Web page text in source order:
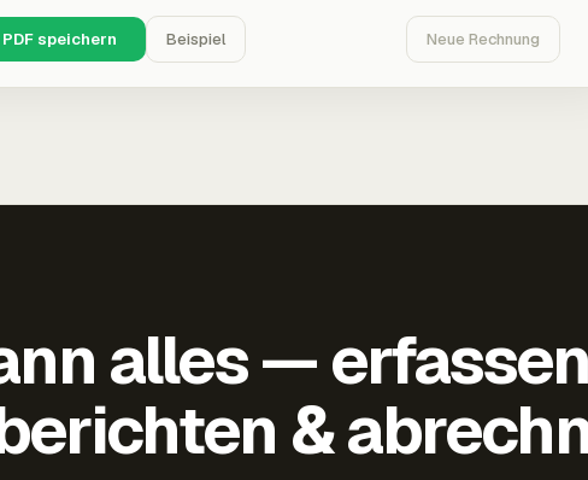
speichern Beispiel Neue Rechnung
alles —
&